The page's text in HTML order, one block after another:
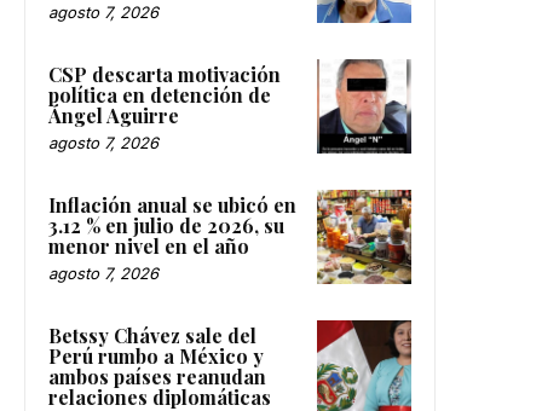
agosto 7, 2026
CSP descarta motivación
política en detención de
Ángel Aguirre
agosto 7, 2026
Inflación anual se ubicó en
3.12 % en julio de 2026, su
menor nivel en el año
agosto 7, 2026
Betssy Chávez sale del
Perú rumbo a México y
ambos países reanudan
relaciones diplomáticas